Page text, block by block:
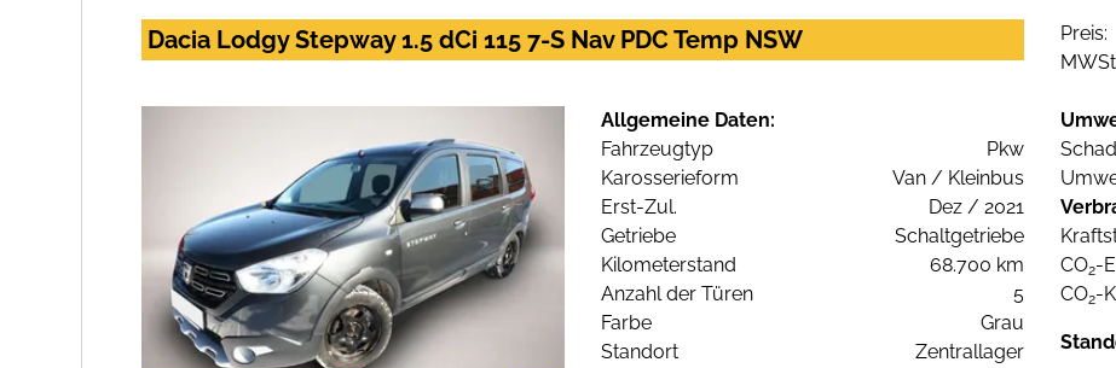
Dacia Lodgy Stepway 1.5 dCi 115 7-S Nav PDC Temp NSW Preis:
Allgemeine Daten:
Fahrzeugtyp
Pkw
Karosserieform
Van / Kleinbus
Erst-Zul.
Dez / 2021
Getriebe
Schaltgetriebe
Kilometerstand
68.700 km
Anzahl der Türen
5
Farbe
Grau
Standort
Zentrallager
CO2-
CO2-